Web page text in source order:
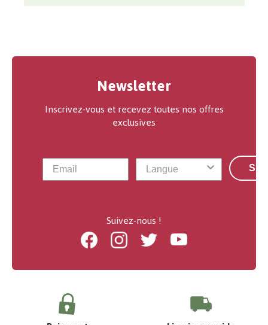
Newsletter
Inscrivez-vous et recevez toutes nos offres
exclusives
Suivez-nous !
FacebookInstagramTwitter Youtube